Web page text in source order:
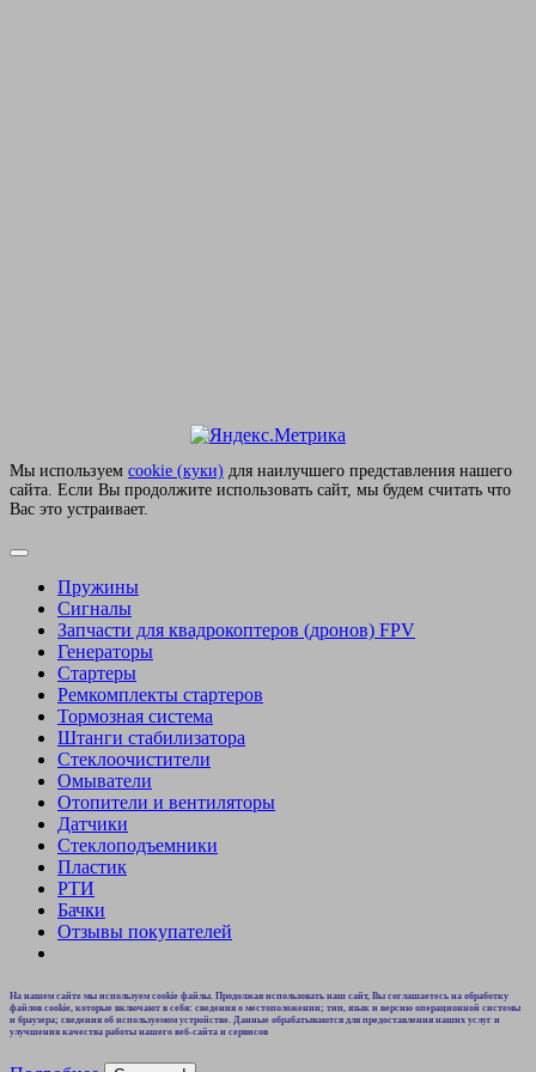
Мы используем сookie (куки) для наилучшего представления нашего
сайта. Если Вы продолжите использовать сайт, мы будем считать что
Вас это устраивает.
Пружины
Сигналы
Запчасти для квадрокоптеров (дронов) FPV
Генераторы
Стартеры
Ремкомплекты стартеров
Тормозная система
Штанги стабилизатора
Стеклоочистители
Омыватели
Отопители и вентиляторы
Датчики
Стеклоподъемники
Пластик
РТИ
Бачки
Отзывы покупателей
На нашем сайте мы используем cookie файлы. Продолжая использовать наш сайт, Вы соглашаетесь на обработку
файлов cookie, которые включают в себя: сведения о местоположении; тип, язык и версию операционной системы
и браузера; сведения об используемом устройстве. Данные обрабатываются для предоставления наших услуг и
улучшения качества работы нашего веб-сайта и сервисов